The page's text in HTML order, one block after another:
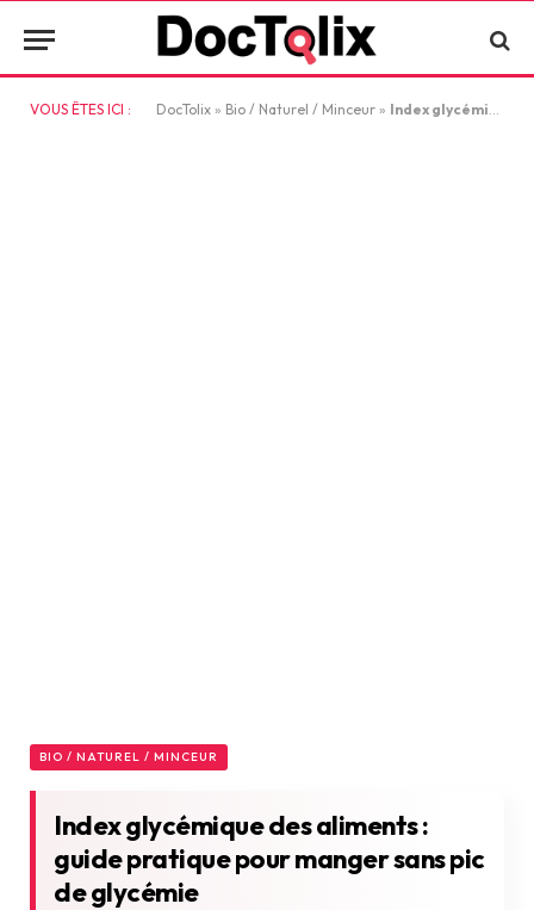
VOUS ÊTES ICI : DocTolix » Bio / Naturel / Minceur » Index glycémique des aliments : guide pratique pour manger sans pic de glycémie
BIO / NATUREL / MINCEUR
Index glycémique des aliments :
guide pratique pour manger sans pic
de glycémie